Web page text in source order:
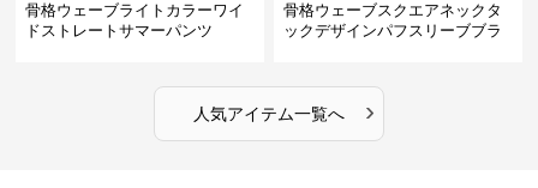
骨格ウェーブライトカラーワイ
ドストレートサマーパンツ
骨格ウェーブスクエアネックタ
ックデザインパフスリーブブラ
人気アイテム一覧へ ›